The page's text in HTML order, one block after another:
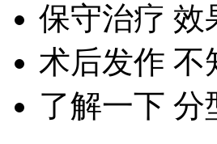
保守治疗 效
术后发作 不
了解一下 分